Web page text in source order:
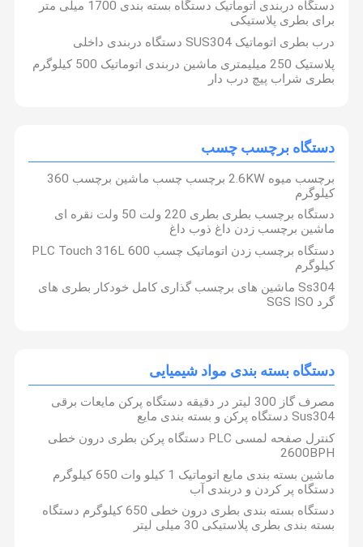
صفحه اصلی محصولات درباره ما تور کارخانه
کنترل کیفیت
با ما تماس
بگیرید
اخبار
درخواست نقل
قول
دستگاه دربندی اتوماتیک دستگاه بسته بندی 1700 میلی متر
برای بطری پلاستیکی
درب بطری اتوماتیک SUS304 دستگاه دربندی داخلی
پلاستیک 250 میلیمتری ماشین دربندی اتوماتیک 500 کیلوگرم
بطری شراب پیچ درب دار
دستگاه برچسب چسب
برچسب میوه 2.6KW برچسب چسب ماشین برچسب 360
کیلوگرم
دستگاه برچسب بطری بطری 220 ولت 50 ولت نقره ای
ماشین برچسب زدن داغ ذوب داغ
دستگاه برچسب زدن اتوماتیک چسب PLC Touch 316L 600
کیلوگرم
Ss304 ماشین های برچسب گذاری کامل خودکار بطری های
گرد SGS ISO
دستگاه بسته بندی مواد شیمیایی
مصرف گاز 300 لیتر در دقیقه دستگاه پرکن مایعات برقی
Sus304 دستگاه پرکن و بسته بندی مایع
کنترل صفحه لمسی PLC دستگاه پرکن بطری درون خطی
2600BPH
ماشین بسته بندی مایع اتوماتیک 1 کیلو وات 650 کیلوگرم
دستگاه پر کردن و دربندی آب
دستگاه بسته بندی بطری درون خطی 650 کیلوگرم دستگاه
بسته بندی بطری پلاستیکی 30 میلی لیتر
محصولات ما شامل ماشین پر کردن سری دوار ، دستگاه پر کردن سری
در خط ، دستگاه پر کردن سری محافظت از محیط زیست ، دستگاه پر
کردن مایع چسبناک فشار اتوماتیک ، دستگاه دربندی سری روتاری ،
دستگاه دربندی سری خطی ، دستگاه برچسب زدن خود چسب و غیره
است. ما ادامه خواهیم داد برای ارائه تجهیزات با کیفیت بالا و پشتیبانی
کامل فنی به مشتریان استقبال گرم مشتریان جدید و قدیمی در خانه و
خارج از کشور برای بازدید و بحث در مورد همکاری